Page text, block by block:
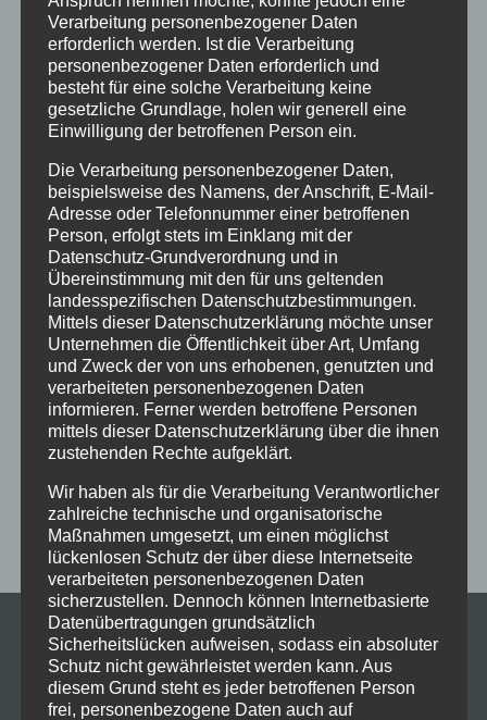
KATEGORIEN
Kategorien
SCHLAGWÖRTER
Charity
cool Corona Coronavirus
Dance
dancing
Deine Tanzschule Einsteigerkurs
Event
Ferien
Ferienprogramm Fitness
Fitnessprogramm
Fortgeschrittene
Gesellschaftstanz
Immenstadt
im Schloss
Jive Jugendliche online
Paartanz
Schaut hin!
Schloss Immenstadt
Silvester
Sommerferien
Streetdance tanzen
Tanzen lernen
Tanzkurs
Tanzpause Tanzschule
Tanzschulfamilie
Workshop tanzen
Zumba Zumba Kurs Übungsabend
Verarbeitung personenbezogener Daten
erforderlich werden. Ist die Verarbeitung
personenbezogener Daten erforderlich und
besteht für eine solche Verarbeitung keine
gesetzliche Grundlage, holen wir generell eine
Einwilligung der betroffenen Person ein.
Die Verarbeitung personenbezogener Daten,
beispielsweise des Namens, der Anschrift, E-Mail-
Adresse oder Telefonnummer einer betroffenen
Person, erfolgt stets im Einklang mit der
Datenschutz-Grundverordnung und in
Übereinstimmung mit den für uns geltenden
landesspezifischen Datenschutzbestimmungen.
Mittels dieser Datenschutzerklärung möchte unser
Unternehmen die Öffentlichkeit über Art, Umfang
und Zweck der von uns erhobenen, genutzten und
verarbeiteten personenbezogenen Daten
informieren. Ferner werden betroffene Personen
mittels dieser Datenschutzerklärung über die ihnen
zustehenden Rechte aufgeklärt.
Wir haben als für die Verarbeitung Verantwortlicher
zahlreiche technische und organisatorische
Maßnahmen umgesetzt, um einen möglichst
lückenlosen Schutz der über diese Internetseite
verarbeiteten personenbezogenen Daten
sicherzustellen. Dennoch können Internetbasierte
Datenübertragungen grundsätzlich
Sicherheitslücken aufweisen, sodass ein absoluter
Schutz nicht gewährleistet werden kann. Aus
diesem Grund steht es jeder betroffenen Person
frei, personenbezogene Daten auch auf